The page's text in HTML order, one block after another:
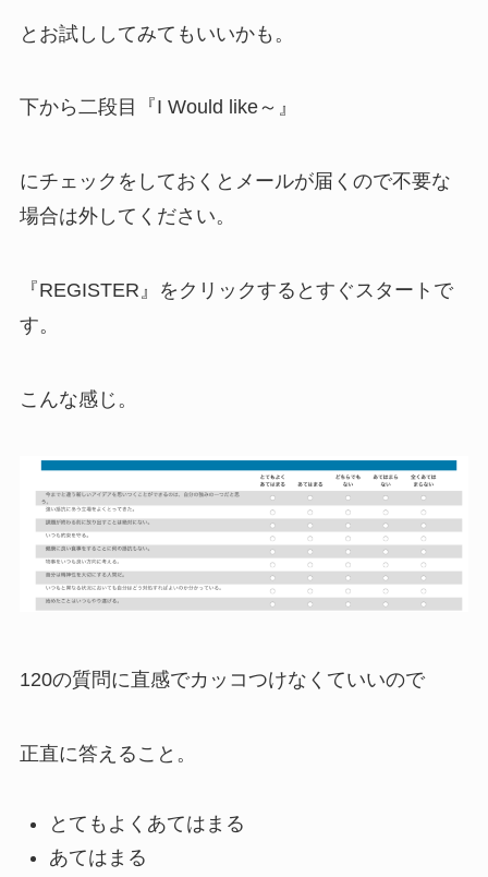
とお試ししてみてもいいかも。
下から二段目『I Would like～』
にチェックをしておくとメールが届くので不要な
場合は外してください。
『REGISTER』をクリックするとすぐスタートで
す。
こんな感じ。
120の質問に直感でカッコつけなくていいので
正直に答えること。
とてもよくあてはまる
あてはまる